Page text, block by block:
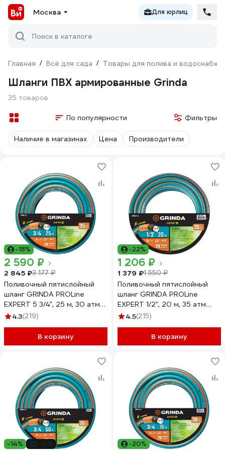
Москва Для юрлиц
Поиск в каталоге
Главная / Всё для сада / Товары для полива и
Шланги ПВХ армированные Grinda
35 товаров
По популярности Фильтры
Наличие в магазинах Цена Производители
-18%
2 590 ₽
2 845 ₽3 177 ₽
Поливочный пятислойный
шланг GRINDA PROLine
EXPERT 5 3/4", 25 м, 30 атм
429007-3/4-25
4.3(219)
В корзину
-22%
1 206 ₽
1 379 ₽1 550 ₽
Поливочный пятислойный
шланг GRINDA PROLine
EXPERT 1/2", 20 м, 35 атм
429007-1/2-20
4.5(215)
В корзину
-14% -20%